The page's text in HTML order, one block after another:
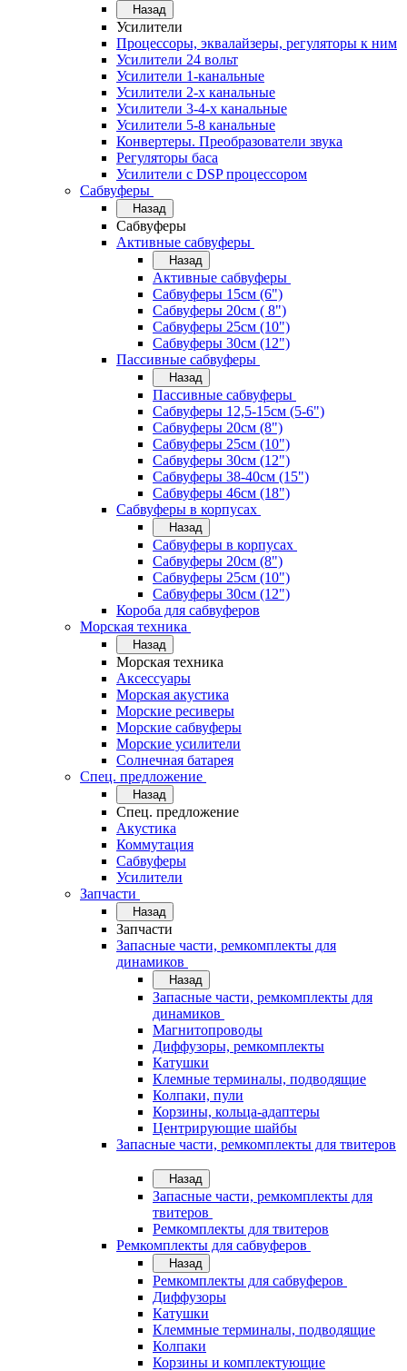
Назад
Усилители
Процессоры, эквалайзеры, регуляторы к ним
Усилители 24 вольт
Усилители 1-канальные
Усилители 2-х канальные
Усилители 3-4-х канальные
Усилители 5-8 канальные
Конвертеры. Преобразователи звука
Регуляторы баса
Усилители с DSP процессором
Сабвуферы
Назад
Сабвуферы
Активные сабвуферы
Назад
Активные сабвуферы
Сабвуферы 15см (6")
Сабвуферы 20см ( 8")
Сабвуферы 25см (10")
Сабвуферы 30см (12")
Пассивные сабвуферы
Назад
Пассивные сабвуферы
Сабвуферы 12,5-15см (5-6")
Сабвуферы 20см (8")
Сабвуферы 25см (10")
Сабвуферы 30см (12")
Сабвуферы 38-40см (15")
Сабвуферы 46см (18")
Сабвуферы в корпусах
Назад
Сабвуферы в корпусах
Сабвуферы 20см (8")
Сабвуферы 25см (10")
Сабвуферы 30см (12")
Короба для сабвуферов
Морская техника
Назад
Морская техника
Аксессуары
Морская акустика
Морские ресиверы
Морские сабвуферы
Морские усилители
Солнечная батарея
Спец. предложение
Назад
Спец. предложение
Акустика
Коммутация
Сабвуферы
Усилители
Запчасти
Назад
Запчасти
Запасные части, ремкомплекты для
динамиков
Назад
Запасные части, ремкомплекты для
динамиков
Магнитопроводы
Диффузоры, ремкомплекты
Катушки
Клемные терминалы, подводящие
Колпаки, пули
Корзины, кольца-адаптеры
Центрирующие шайбы
Запасные части, ремкомплекты для твитеров
Назад
Запасные части, ремкомплекты для
твитеров
Ремкомплекты для твитеров
Ремкомплекты для сабвуферов
Назад
Ремкомплекты для сабвуферов
Диффузоры
Катушки
Клеммные терминалы, подводящие
Колпаки
Корзины и комплектующие